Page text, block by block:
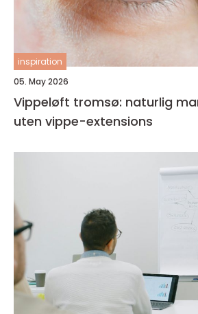
inspiration
05. May 2026
Vippeløft tromsø: naturlig
uten vippe-extensions